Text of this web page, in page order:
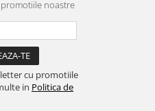
noastre
cu promotiile
in Politica de